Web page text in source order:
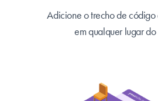
Adicione o trecho de
em qualquer lugar do